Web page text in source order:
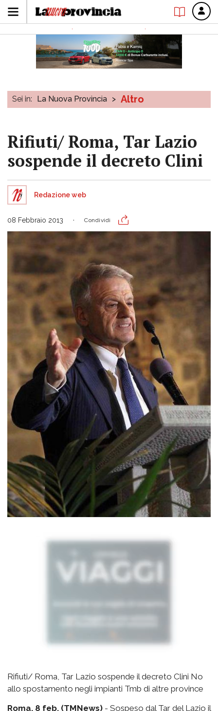
Sei in: La Nuova Provincia > Altro
Rifiuti/ Roma, Tar Lazio
sospende il decreto Clini
Redazione web
08 Febbraio 2013 Condividi
Rifiuti/ Roma, Tar Lazio sospende il decreto Clini No
allo spostamento negli impianti Tmb di altre province
Roma, 8 feb. (TMNews) - Sospeso dal Tar del Lazio il